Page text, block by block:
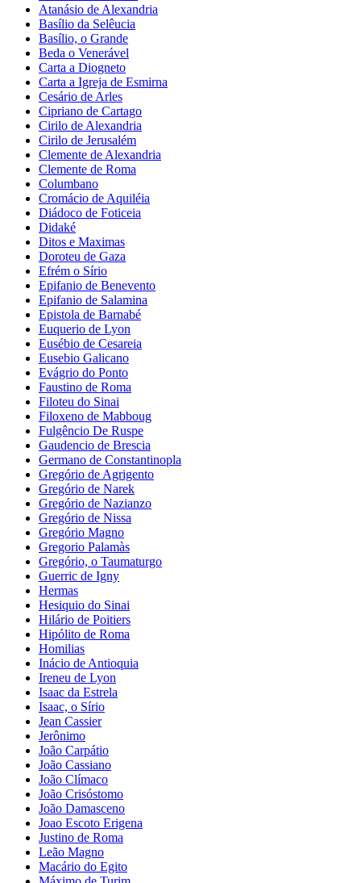
Atanásio de Alexandria
Basílio da Selêucia
Basílio, o Grande
Beda o Venerável
Carta a Diogneto
Carta a Igreja de Esmirna
Cesário de Arles
Cipriano de Cartago
Cirilo de Alexandria
Cirilo de Jerusalém
Clemente de Alexandria
Clemente de Roma
Columbano
Cromácio de Aquiléia
Diádoco de Foticeia
Didaké
Ditos e Maximas
Doroteu de Gaza
Efrém o Sírio
Epifanio de Benevento
Epifanio de Salamina
Epistola de Barnabé
Euquerio de Lyon
Eusébio de Cesareia
Eusebio Galicano
Evágrio do Ponto
Faustino de Roma
Filoteu do Sinai
Filoxeno de Mabboug
Fulgêncio De Ruspe
Gaudencio de Brescia
Germano de Constantinopla
Gregório de Agrigento
Gregório de Narek
Gregório de Nazianzo
Gregório de Nissa
Gregório Magno
Gregorio Palamàs
Gregório, o Taumaturgo
Guerric de Igny
Hermas
Hesiquio do Sinai
Hilário de Poitiers
Hipólito de Roma
Homilias
Inácio de Antioquia
Ireneu de Lyon
Isaac da Estrela
Isaac, o Sírio
Jean Cassier
Jerônimo
João Carpátio
João Cassiano
João Clímaco
João Crisóstomo
João Damasceno
Joao Escoto Erigena
Justino de Roma
Leão Magno
Macário do Egito